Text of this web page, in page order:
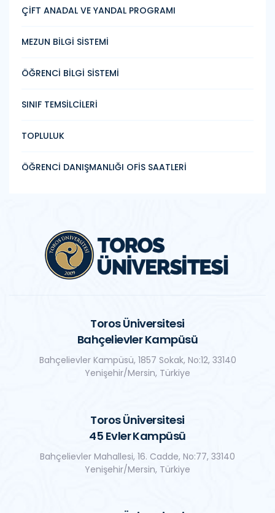
ÇİFT ANADAL VE YANDAL PROGRAMI
MEZUN BİLGİ SİSTEMİ
ÖĞRENCİ BİLGİ SİSTEMİ
SINIF TEMSİLCİLERİ
TOPLULUK
ÖĞRENCİ DANIŞMANLIĞI OFİS SAATLERİ
Toros Üniversitesi
Bahçelievler Kampüsü
Bahçelievler Kampüsü, 1857 Sokak, No:12, 33140
Yenişehir/Mersin, Türkiye
Toros Üniversitesi
45 Evler Kampüsü
Bahçelievler Mahallesi, 16. Cadde, No:77, 33140
Yenişehir/Mersin, Türkiye